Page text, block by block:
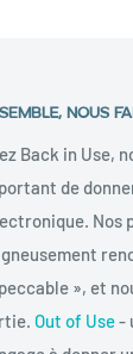
NOUS
Back in Use,
de
Nos
», et
Out of Use-